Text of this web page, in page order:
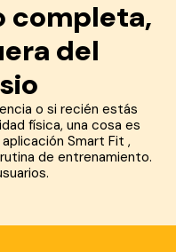
completa,
del
o si recién estás
física, una cosa es
Smart Fit ,
de entrenamiento.